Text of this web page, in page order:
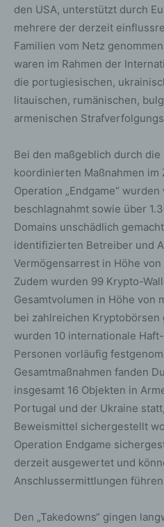
den USA, unterstützt durch
mehrere der derzeit
Familien vom Netz
waren im Rahmen der
die portugiesischen,
litauischen, rumänischen,
armenischen
Bei den maßgeblich durch die
koordinierten Maßnahmen im
Operation „Endgame“
beschlagnahmt sowie über
Domains unschädlich
identifizierten Betreiber und
Vermögensarrest in Höhe
Zudem wurden 99 Krypto-
Gesamtvolumen in Höhe von
bei zahlreichen
wurden 10 internationale
Personen vorläufig
Gesamtmaßnahmen fanden
insgesamt 16 Objekten in
Portugal und der Ukraine
Beweismittel sichergestellt
Operation Endgame
derzeit ausgewertet und
Anschlussermittlungen
Den „Takedowns“ gingen